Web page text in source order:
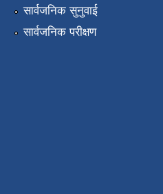
सार्वजनिक सुनुवाई
सार्वजनिक परीक्षण